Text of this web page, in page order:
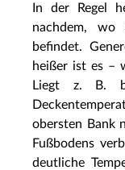
In der Regel
nachdem,
befindet.
heißer ist es –
Liegt z. B.
obersten Bank
Fußbodens
deutliche